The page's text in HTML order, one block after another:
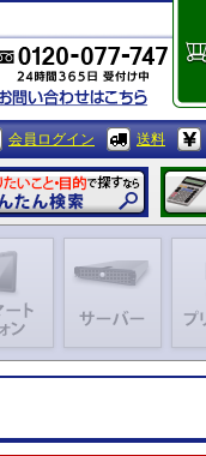
会員ログイン 送料